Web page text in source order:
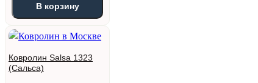
В корзину
Ковролин Salsa 1323
(Сальса)